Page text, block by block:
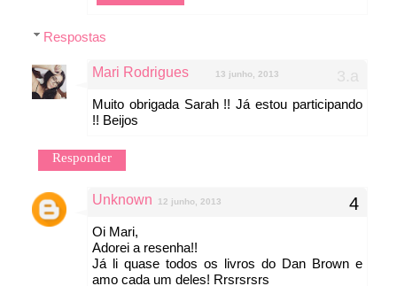
Respostas
Mari Rodrigues 13 junho, 2013
Muito obrigada Sarah !! Já estou participando
!! Beijos
Responder
Unknown 12 junho, 2013
Oi Mari,
Adorei a resenha!!
Já li quase todos os livros do Dan Brown e
amo cada um deles! Rrsrsrsrs